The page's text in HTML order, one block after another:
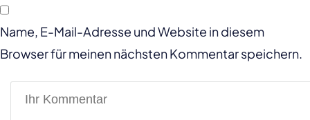
Name, E-Mail-Adresse und Website in diesem
Browser für meinen nächsten Kommentar speichern.